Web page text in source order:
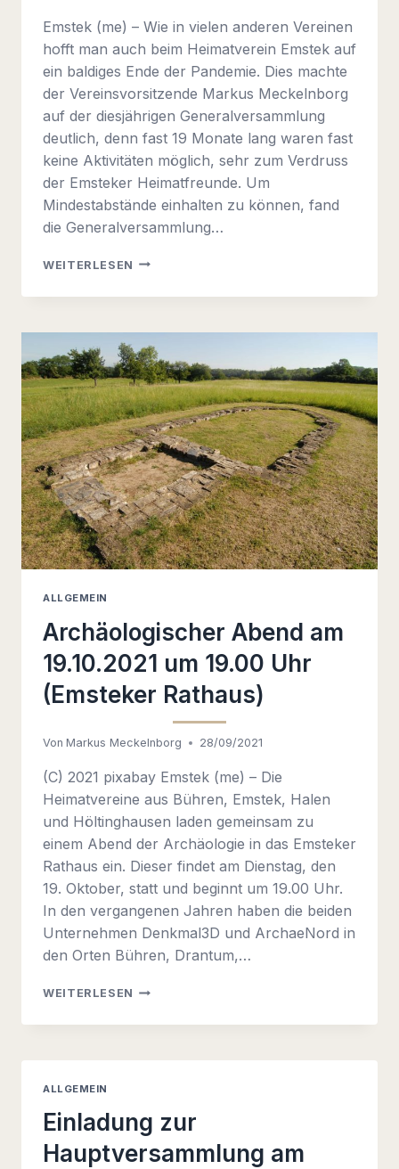
Emstek (me) – Wie in vielen anderen Vereinen
hofft man auch beim Heimatverein Emstek auf
ein baldiges Ende der Pandemie. Dies machte
der Vereinsvorsitzende Markus Meckelnborg
auf der diesjährigen Generalversammlung
deutlich, denn fast 19 Monate lang waren fast
keine Aktivitäten möglich, sehr zum Verdruss
der Emsteker Heimatfreunde. Um
Mindestabstände einhalten zu können, fand
die Generalversammlung…
WEITERLESEN GENERALVERSAMMLUNG
ALLGEMEIN
Archäologischer Abend am
19.10.2021 um 19.00 Uhr
(Emsteker Rathaus)
Von Markus Meckelnborg 28/09/2021
(C) 2021 pixabay Emstek (me) – Die
Heimatvereine aus Bühren, Emstek, Halen
und Höltinghausen laden gemeinsam zu
einem Abend der Archäologie in das Emsteker
Rathaus ein. Dieser findet am Dienstag, den
19. Oktober, statt und beginnt um 19.00 Uhr.
In den vergangenen Jahren haben die beiden
Unternehmen Denkmal3D und ArchaeNord in
den Orten Bühren, Drantum,…
WEITERLESEN ARCHÄOLOGISCHER
AM
RATHAUS)
ALLGEMEIN
Einladung zur
Hauptversammlung am